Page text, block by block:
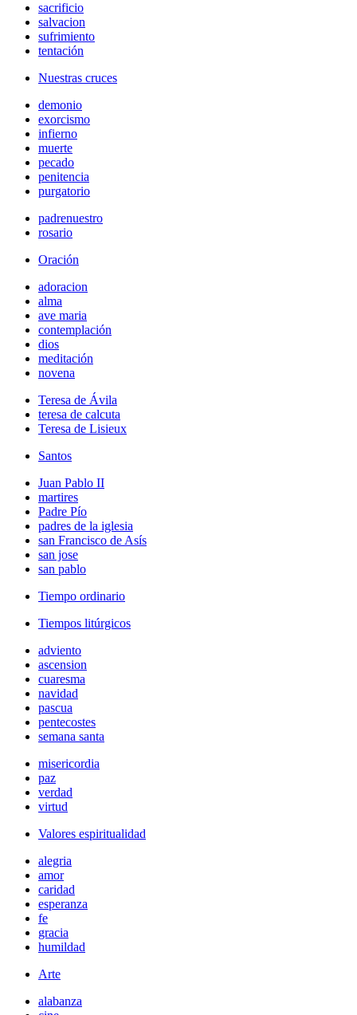
sacrificio
salvacion
sufrimiento
tentación
Nuestras cruces
demonio
exorcismo
infierno
muerte
pecado
penitencia
purgatorio
padrenuestro
rosario
Oración
adoracion
alma
ave maria
contemplación
dios
meditación
novena
Teresa de Ávila
teresa de calcuta
Teresa de Lisieux
Santos
Juan Pablo II
martires
Padre Pío
padres de la iglesia
san Francisco de Asís
san jose
san pablo
Tiempo ordinario
Tiempos litúrgicos
adviento
ascension
cuaresma
navidad
pascua
pentecostes
semana santa
misericordia
paz
verdad
virtud
Valores espiritualidad
alegria
amor
caridad
esperanza
fe
gracia
humildad
Arte
alabanza